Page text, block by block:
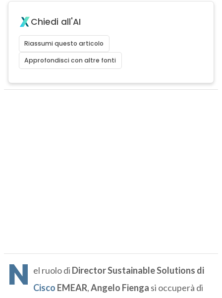
Chiedi all'AI
Riassumi questo articolo
Approfondisci con altre fonti
N el ruolo di Director Sustainable Solutions di
Cisco EMEAR,Angelo Fienga si occuperà di